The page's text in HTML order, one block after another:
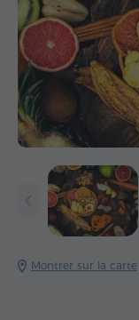
Montrer sur la carte